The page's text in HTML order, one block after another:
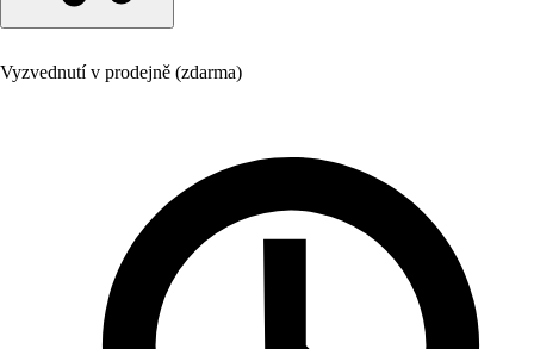
Vyzvednutí v prodejně (zdarma)